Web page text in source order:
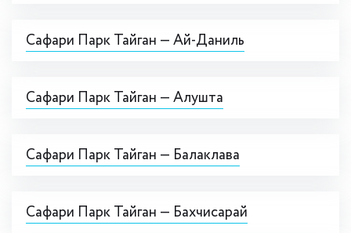
Сафари Парк Тайган — Ай-Даниль
Сафари Парк Тайган — Алушта
Сафари Парк Тайган — Балаклава
Сафари Парк Тайган — Бахчисарай